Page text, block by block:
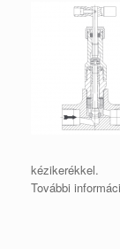
kézikerékkel.
További